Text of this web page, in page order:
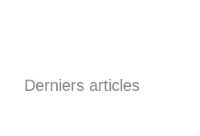
Derniers articles